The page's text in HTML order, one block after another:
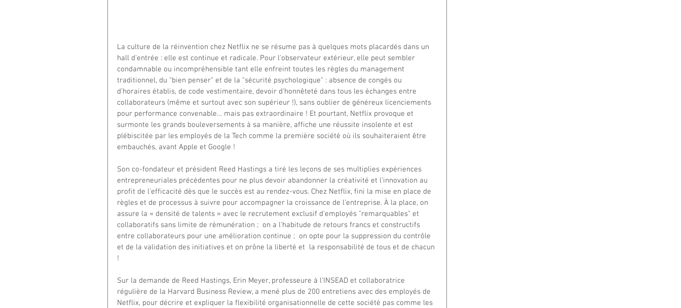
La culture de la réinvention chez Netflix ne se résume pas à quelques mots placardés dans un
hall d'entrée : elle est continue et radicale. Pour l'observateur extérieur, elle peut sembler
condamnable ou incompréhensible tant elle enfreint toutes les règles du management
traditionnel, du "bien penser" et de la "sécurité psychologique" : absence de congés ou
d’horaires établis, de code vestimentaire, devoir d’honnêteté dans tous les échanges entre
collaborateurs (même et surtout avec son supérieur !), sans oublier de généreux licenciements
pour performance convenable… mais pas extraordinaire ! Et pourtant, Netflix provoque et
surmonte les grands bouleversements à sa manière, affiche une réussite insolente et est
plébiscitée par les employés de la Tech comme la première société où ils souhaiteraient être
embauchés, avant Apple et Google !
Son co-fondateur et président Reed Hastings a tiré les leçons de ses multiplies expériences
entrepreneuriales précédentes pour ne plus devoir abandonner la créativité et l'innovation au
profit de l'efficacité dès que le succès est au rendez-vous. Chez Netflix, fini la mise en place de
règles et de processus à suivre pour accompagner la croissance de l'entreprise. À la place, on
assure la « densité de talents » avec le recrutement exclusif d'employés "remarquables" et
collaboratifs sans limite de rémunération ;  on a l'habitude de retours francs et constructifs
entre collaborateurs pour une amélioration continue ;  on opte pour la suppression du contrôle
et de la validation des initiatives et on prône la liberté et  la responsabilité de tous et de chacun
!
Sur la demande de Reed Hastings, Erin Meyer, professeure à l'INSEAD et collaboratrice
régulière de la Harvard Business Review, a mené plus de 200 entretiens avec des employés de
Netflix, pour décrire et expliquer la flexibilité organisationnelle de cette société pas comme les